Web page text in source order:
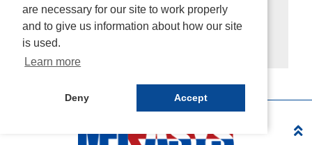
前へ
1 2 3 4 5 …
95
are necessary for our site to work properly
and to give us information about how our site
is used.
Learn more
Deny Accept